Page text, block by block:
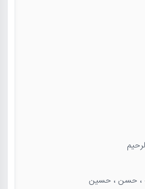
، حسن ، حسین